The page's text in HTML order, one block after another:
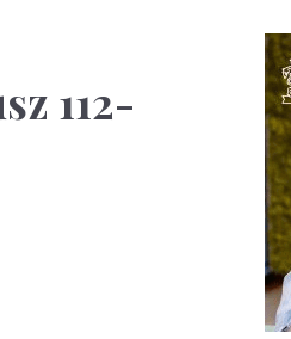
112-